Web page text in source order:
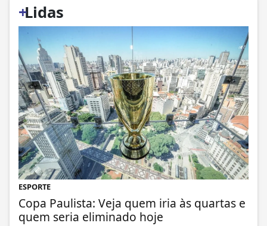
+
Lidas
ESPORTE
Copa Paulista: Veja quem iria às quartas e
quem seria eliminado hoje